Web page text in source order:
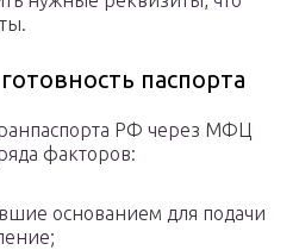
паспорта
РФ через МФЦ
факторов:
основанием для подачи